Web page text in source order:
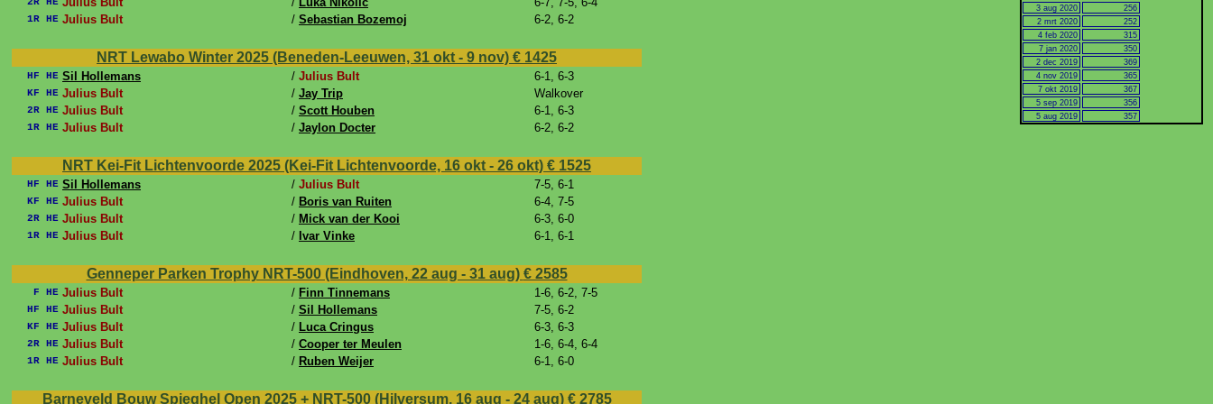
1R HE Julius Bult / Sebastian Bozemoj 6-2, 6-2
NRT Lewabo Winter 2025 (Beneden-Leeuwen, 31 okt - 9 nov) € 1425
HF HE Sil Hollemans / Julius Bult 6-1, 6-3
KF HE Julius Bult / Jay Trip Walkover
2R HE Julius Bult / Scott Houben 6-1, 6-3
1R HE Julius Bult / Jaylon Docter 6-2, 6-2
NRT Kei-Fit Lichtenvoorde 2025 (Kei-Fit Lichtenvoorde, 16 okt - 26 okt) € 1525
HF HE Sil Hollemans / Julius Bult 7-5, 6-1
KF HE Julius Bult / Boris van Ruiten 6-4, 7-5
2R HE Julius Bult / Mick van der Kooi 6-3, 6-0
1R HE Julius Bult / Ivar Vinke 6-1, 6-1
Genneper Parken Trophy NRT-500 (Eindhoven, 22 aug - 31 aug) € 2585
F HE Julius Bult / Finn Tinnemans 1-6, 6-2, 7-5
HF HE Julius Bult / Sil Hollemans 7-5, 6-2
KF HE Julius Bult / Luca Cringus 6-3, 6-3
2R HE Julius Bult / Cooper ter Meulen 1-6, 6-4, 6-4
1R HE Julius Bult / Ruben Weijer 6-1, 6-0
Barneveld Bouw Spieghel Open 2025 + NRT-500 (Hilversum, 16 aug - 24 aug) € 2785
3 aug 2020
256
2 mrt 2020
252
4 feb 2020
315
7 jan 2020
350
2 dec 2019
369
4 nov 2019
365
7 okt 2019
367
5 sep 2019
356
5 aug 2019
357